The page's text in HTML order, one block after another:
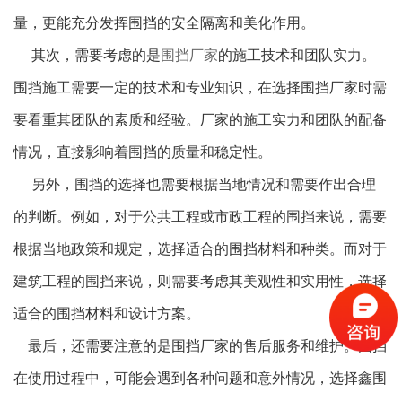
量，更能充分发挥围挡的安全隔离和美化作用。
其次，需要考虑的是围挡厂家的施工技术和团队实力。
围挡施工需要一定的技术和专业知识，在选择围挡厂家时需
要看重其团队的素质和经验。厂家的施工实力和团队的配备
情况，直接影响着围挡的质量和稳定性。
另外，围挡的选择也需要根据当地情况和需要作出合理
的判断。例如，对于公共工程或市政工程的围挡来说，需要
根据当地政策和规定，选择适合的围挡材料和种类。而对于
建筑工程的围挡来说，则需要考虑其美观性和实用性，选择
适合的围挡材料和设计方案。
最后，还需要注意的是围挡厂家的售后服务和维护。围挡
在使用过程中，可能会遇到各种问题和意外情况，选择鑫围